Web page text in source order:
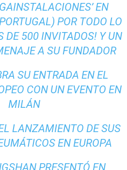
EN
POR TODO LO
DE 500 INVITADOS! Y UN
A SU FUNDADOR
SU ENTRADA EN EL
CON UN EVENTO EN
MILÁN
LANZAMIENTO DE SUS
EN EUROPA
PRESENTÓ EN